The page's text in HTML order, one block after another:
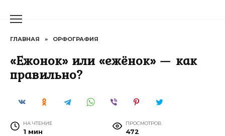
ГЛАВНАЯ » ОРФОГРАФИЯ
«Ежонок» или «ежёнок» — как
правильно?
НА ЧТЕНИЕ
1 мин
ПРОСМОТРОВ
472